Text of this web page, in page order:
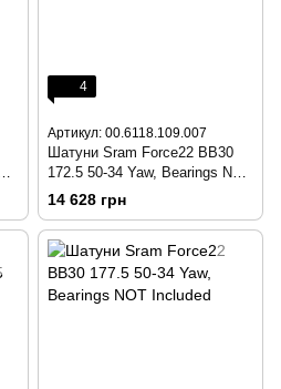
4
Артикул: 00.6118.109.007
Шатуни Sram Force22 BB30
172.5 50-34 Yaw, Bearings NOT
Included
14 628 грн